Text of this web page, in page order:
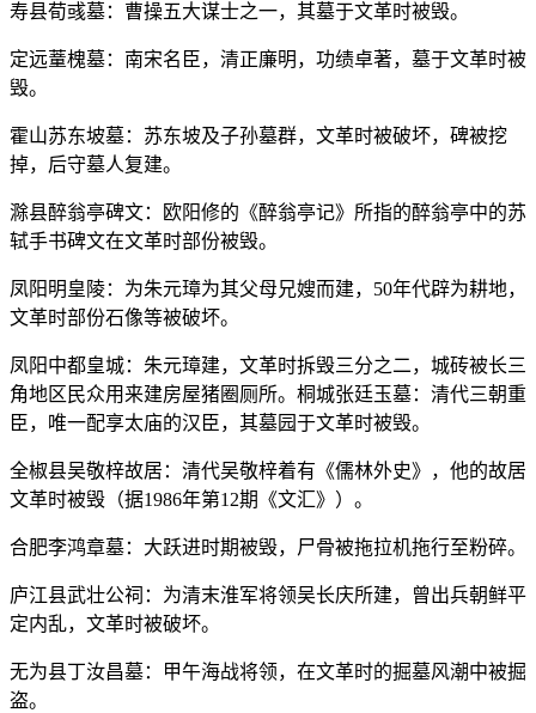
寿县荀彧墓：曹操五大谋士之一，其墓于文革时被毁。
定远蕫槐墓：南宋名臣，清正廉明，功绩卓著，墓于文革时被
毁。
霍山苏东坡墓：苏东坡及子孙墓群，文革时被破坏，碑被挖
掉，后守墓人复建。
滁县醉翁亭碑文：欧阳修的《醉翁亭记》所指的醉翁亭中的苏
轼手书碑文在文革时部份被毁。
凤阳明皇陵：为朱元璋为其父母兄嫂而建，50年代辟为耕地，
文革时部份石像等被破坏。
凤阳中都皇城：朱元璋建，文革时拆毁三分之二，城砖被长三
角地区民众用来建房屋猪圈厕所。桐城张廷玉墓：清代三朝重
臣，唯一配享太庙的汉臣，其墓园于文革时被毁。
全椒县吴敬梓故居：清代吴敬梓着有《儒林外史》，他的故居
文革时被毁（据1986年第12期《文汇》）。
合肥李鸿章墓：大跃进时期被毁，尸骨被拖拉机拖行至粉碎。
庐江县武壮公祠：为清末淮军将领吴长庆所建，曾出兵朝鲜平
定内乱，文革时被破坏。
无为县丁汝昌墓：甲午海战将领，在文革时的掘墓风潮中被掘
盗。